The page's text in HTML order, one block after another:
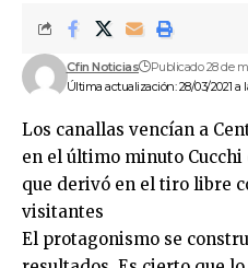
Última actualización: 28/03/2021 a
Cfin Noticias Publicado 28 de
Los canallas vencían a
en el último minuto
que derivó en el tiro libre
visitantes
El protagonismo se